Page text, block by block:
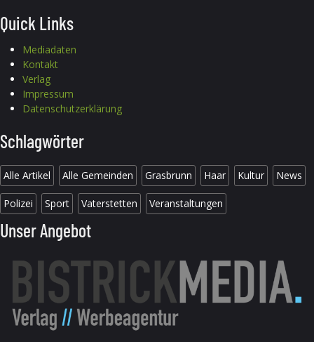
Quick Links
Mediadaten
Kontakt
Verlag
Impressum
Datenschutzerklärung
Schlagwörter
Alle Artikel Alle Gemeinden Grasbrunn Haar Kultur News
Polizei Sport Vaterstetten Veranstaltungen
Unser Angebot